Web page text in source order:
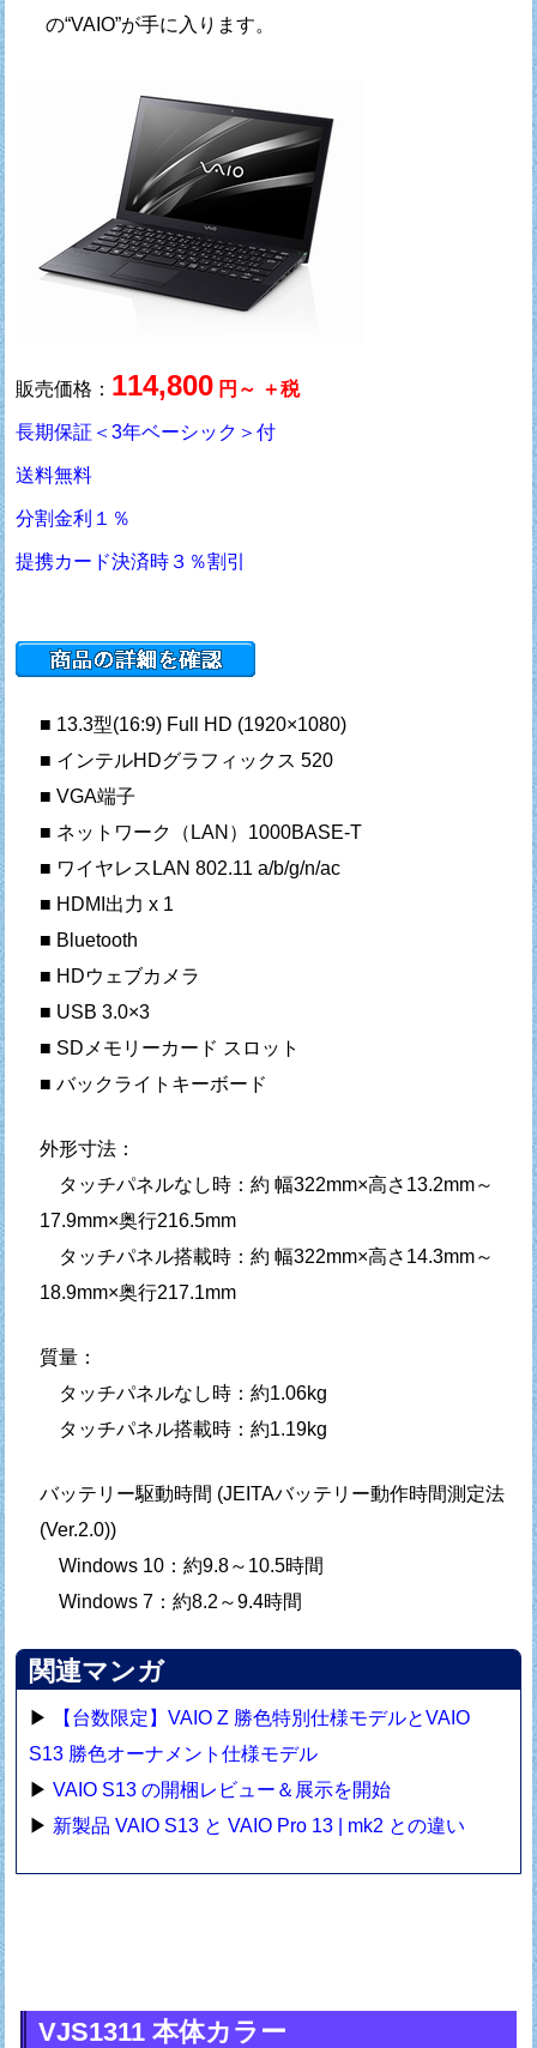
の“VAIO”が手に入ります。
販売価格： 114,800 円～ ＋税
長期保証＜3年ベーシック＞付
送料無料
分割金利１％
提携カード決済時３％割引
■ 13.3型(16:9) Full HD (1920×1080)
■ インテルHDグラフィックス 520
■ VGA端子
■ ネットワーク（LAN）1000BASE-T
■ ワイヤレスLAN 802.11 a/b/g/n/ac
■ HDMI出力 x 1
■ Bluetooth
■ HDウェブカメラ
■ USB 3.0×3
■ SDメモリーカード スロット
■ バックライトキーボード
外形寸法：
タッチパネルなし時：約 幅322mm×高さ13.2mm～
17.9mm×奥行216.5mm
タッチパネル搭載時：約 幅322mm×高さ14.3mm～
18.9mm×奥行217.1mm
質量：
タッチパネルなし時：約1.06kg
タッチパネル搭載時：約1.19kg
バッテリー駆動時間 (JEITAバッテリー動作時間測定法
(Ver.2.0))
Windows 10：約9.8～10.5時間
Windows 7：約8.2～9.4時間
関連マンガ
▶
【台数限定】VAIO Z 勝色特別仕様モデルとVAIO
S13 勝色オーナメント仕様モデル
▶VAIO S13 の開梱レビュー＆展示を開始
▶ 新製品 VAIO S13 と VAIO Pro 13 | mk2 との違い
VJS1311 本体カラー